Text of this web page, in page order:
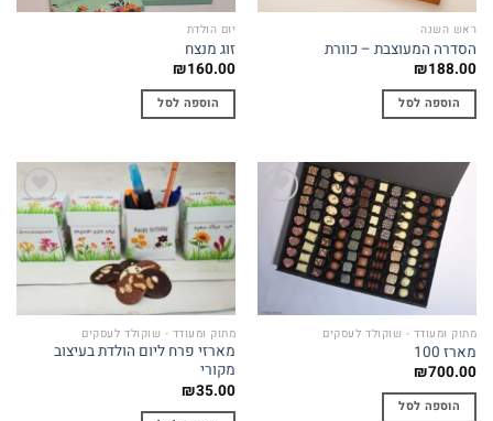
ראש השנה
הסדרה המעוצבת – כוורת
₪188.00
הוספה לסל
יום הולדת
זוג מנצח
₪160.00
הוספה לסל
Add to
wishlist
מתוק ומעודד - שוקולד לעסקים
מארז 100
₪700.00
הוספה לסל
Add to
wishlist
מתוק ומעודד - שוקולד לעסקים
מארזי פרח ליום הולדת בעיצוב
מקורי
₪35.00